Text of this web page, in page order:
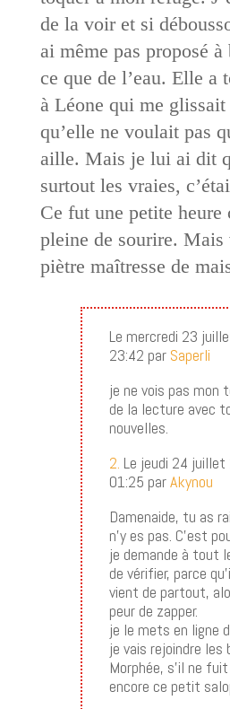
de la voir et si
ai même pas proposé
ce que de l’eau. Elle a
à Léone qui me glissait
qu’elle ne voulait pas
aille. Mais je lui ai dit
surtout les vraies,
Ce fut une petite heure
pleine de sourire.
piètre maîtresse de
Le mercredi 23
23:42 par Saperli
je ne vois pas mon
de la lecture avec
nouvelles.
2. Le jeudi 24
01:25 parAkynou
Damenaide, tu as
n’y es pas. C’est
je demande à tout
de vérifier, parce
vient de partout,
peur de zapper.
je le mets en ligne
je vais rejoindre les
Morphée, s’il ne
encore ce petit